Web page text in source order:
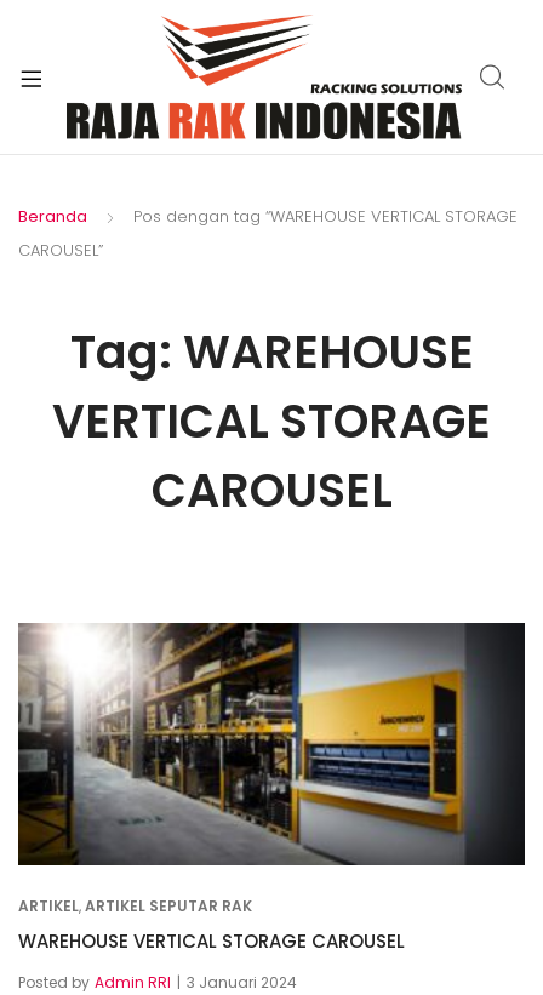
Beranda
Pos dengan tag “WAREHOUSE VERTICAL STORAGE
CAROUSEL”
Tag: WAREHOUSE
VERTICAL STORAGE
CAROUSEL
ARTIKEL,ARTIKEL SEPUTAR RAK
WAREHOUSE VERTICAL STORAGE CAROUSEL
Posted by Admin RRI 3 Januari 2024